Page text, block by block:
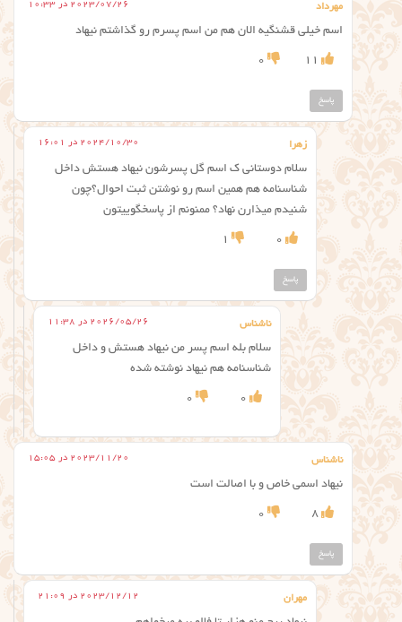
مهرداد 2023/07/26 در 10:33
اسم خیلی قشنگیه الان هم من اسم پسرم رو گذاشتم نیهاد
11
0
پاسخ
زهرا 2024/10/30 در 16:01
سلام دوستانی ک اسم گل پسرشون نیهاد هستش داخل
شناسنامه هم همین اسم رو نوشتن ثبت احوال؟چون
شنیدم میذارن نهاد؟ ممنونم از پاسخگوییتون
0
1
پاسخ
ناشناس 2026/05/26 در 11:38
سلام بله اسم پسر من نیهاد هستش و داخل
شناسنامه هم نیهاد نوشته شده
0
0
ناشناس 2023/11/20 در 15:05
نیهاد اسمی خاص و با اصالت است
8
0
پاسخ
مهران 2023/12/12 در 21:09